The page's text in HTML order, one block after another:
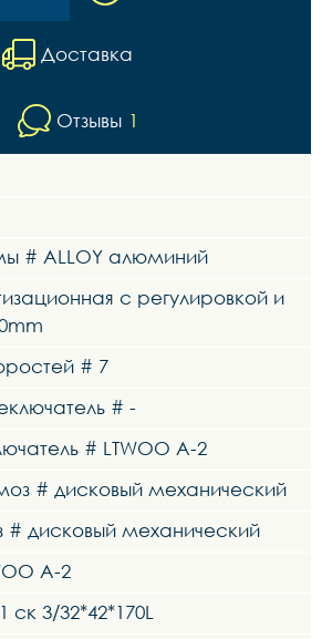
Доставка
Отзывы 1
# ALLOY алюминий
c регулировкой и
# 7
# -
# LTWOO A-2
# дисковый механический
# дисковый механический
A-2
3/32*42*170L